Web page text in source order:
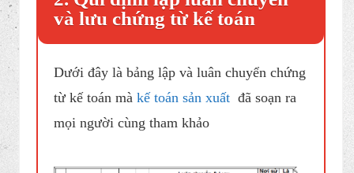
phòng công ty được lưu giữ tại bộ
phận lập phiếu cho đến khi có yêu